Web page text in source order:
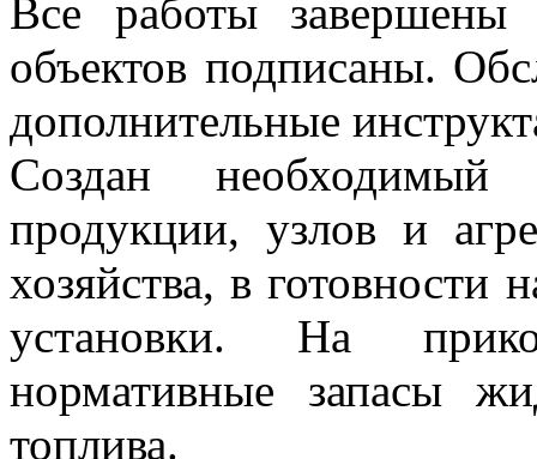
Все работы завершены
объектов подписаны.
дополнительные
Создан
продукции, узлов и
хозяйства, в готовности
установки. На
нормативные запасы
топлива.